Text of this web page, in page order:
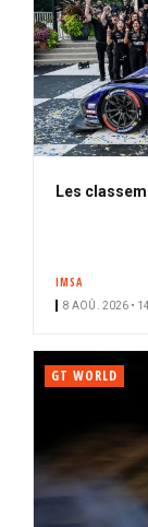
Les
IMSA
8 AOÛ. 2026 •
GT WORLD